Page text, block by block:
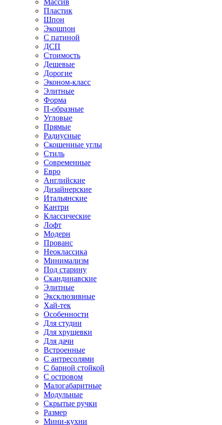
Массив
Пластик
Шпон
Экошпон
С патиной
ДСП
Стоимость
Дешевые
Дорогие
Эконом-класс
Элитные
Форма
П-образные
Угловые
Прямые
Радиусные
Скошенные углы
Стиль
Современные
Евро
Английские
Дизайнерские
Итальянские
Кантри
Классические
Лофт
Модерн
Прованс
Неоклассика
Минимализм
Под старину
Скандинавские
Элитные
Эксклюзивные
Хай-тек
Особенности
Для студии
Для хрущевки
Для дачи
Встроенные
С антресолями
С барной стойкой
С островом
Малогабаритные
Модульные
Скрытые ручки
Размер
Мини-кухни